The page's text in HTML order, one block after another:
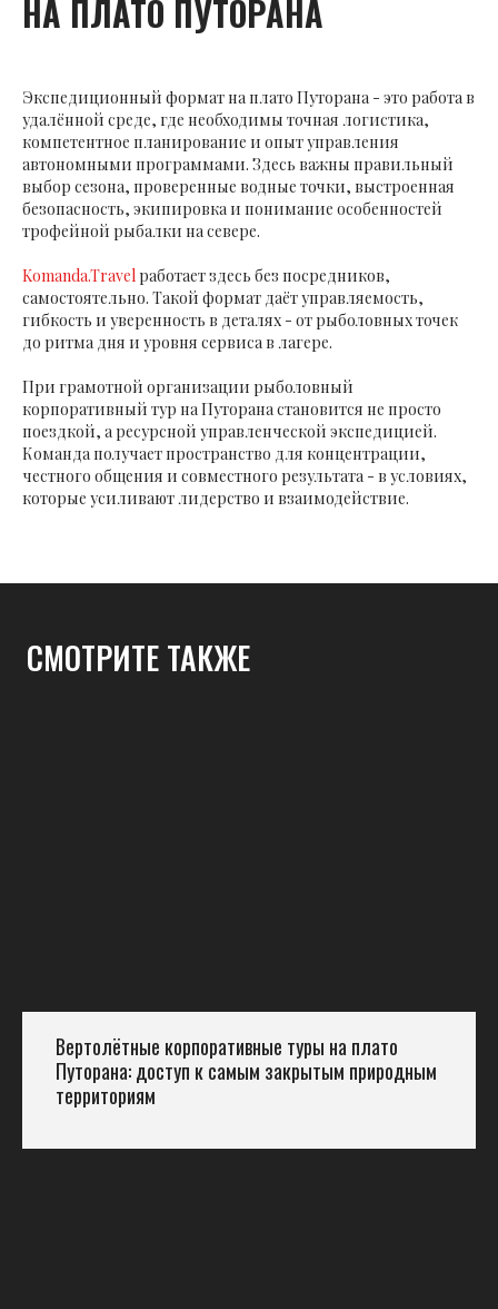
НА ПЛАТО ПУТОРАНА
Экспедиционный формат на плато Путорана - это работа в
удалённой среде, где необходимы точная логистика,
компетентное планирование и опыт управления
автономными программами. Здесь важны правильный
выбор сезона, проверенные водные точки, выстроенная
безопасность, экипировка и понимание особенностей
трофейной рыбалки на севере.
Komanda.Travel работает здесь без посредников,
самостоятельно. Такой формат даёт управляемость,
гибкость и уверенность в деталях - от рыболовных точек
до ритма дня и уровня сервиса в лагере.
При грамотной организации рыболовный
корпоративный тур на Путорана становится не просто
поездкой, а ресурсной управленческой экспедицией.
Команда получает пространство для концентрации,
честного общения и совместного результата - в условиях,
которые усиливают лидерство и взаимодействие.
СМОТРИТЕ ТАКЖЕ
Вертолётные корпоративные туры на плато
Путорана: доступ к самым закрытым природным
территориям